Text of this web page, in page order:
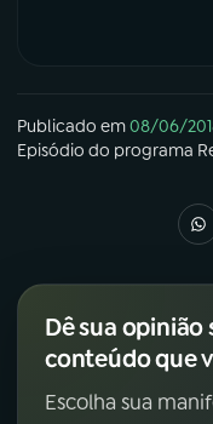
Publicado em08/06/
Episódio do programa
Dê sua
conteúdo que
Escolha sua